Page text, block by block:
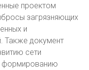
проектом
загрязняющих
и
Также документ
сети
формированию